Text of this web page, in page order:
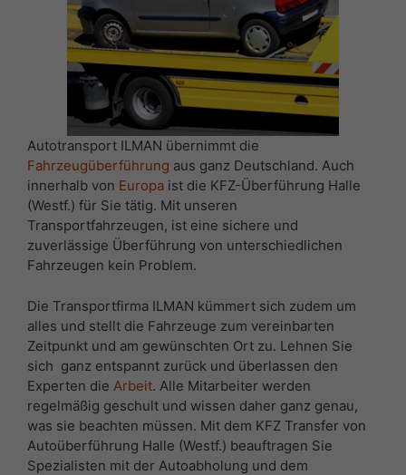
Autotransport ILMAN übernimmt die
Fahrzeugüberführung aus ganz Deutschland. Auch
innerhalb von Europa ist die KFZ-Überführung Halle
(Westf.) für Sie tätig. Mit unseren
Transportfahrzeugen, ist eine sichere und
zuverlässige Überführung von unterschiedlichen
Fahrzeugen kein Problem.
Die Transportfirma ILMAN kümmert sich zudem um
alles und stellt die Fahrzeuge zum vereinbarten
Zeitpunkt und am gewünschten Ort zu. Lehnen Sie
sich ganz entspannt zurück und überlassen den
Experten die Arbeit. Alle Mitarbeiter werden
regelmäßig geschult und wissen daher ganz genau,
was sie beachten müssen. Mit dem KFZ Transfer von
Autoüberführung Halle (Westf.) beauftragen Sie
Spezialisten mit der Autoabholung und dem